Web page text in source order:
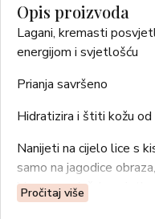
Opis proizvoda
Lagani, kremasti
energijom i svjetlošću
Prianja savršeno
Hidratizira i štiti kožu
Nanijeti na cijelo lice s
samo na jagodice
bi se se pojačala
Pročitaj više